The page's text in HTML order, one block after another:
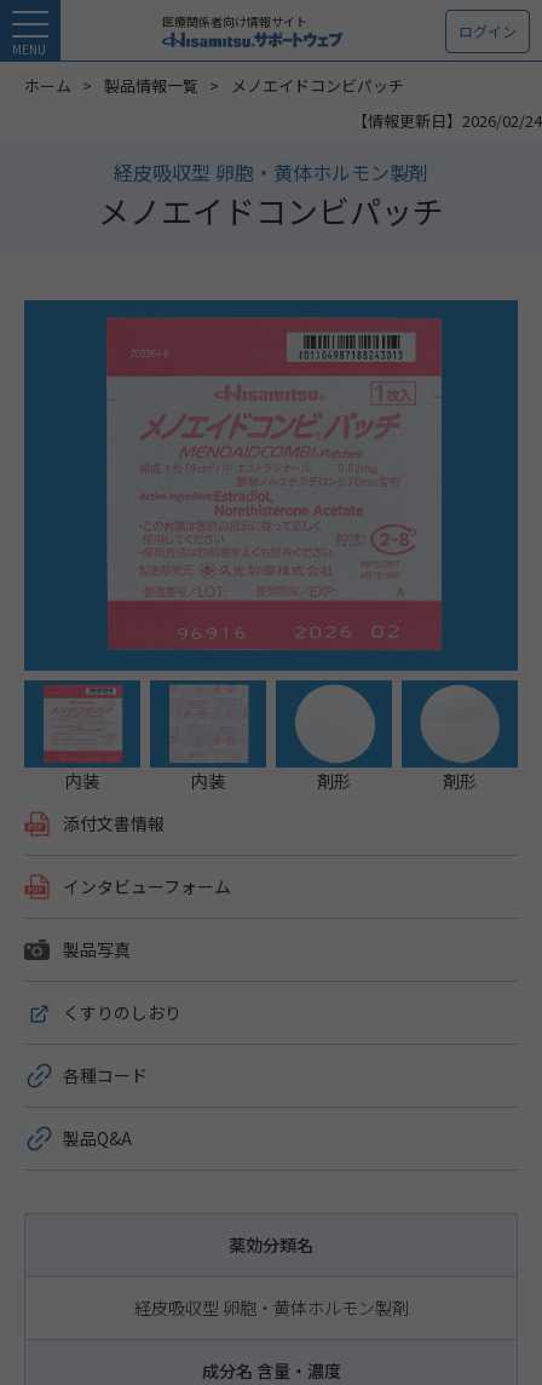
MENU
医療関係者向け情報サイト ログイン
ホーム 製品情報一覧
メノエイドコンビパッチ
【情報更新日】2026/02/24
経皮吸収型 卵胞・黄体ホルモン製剤
メノエイドコンビパッチ
内装 内装 剤形 剤形
添付文書情報
インタビューフォーム
製品写真
くすりのしおり
各種コード
製品Q&A
薬効分類名
経皮吸収型 卵胞・黄体ホルモン製剤
成分名 含量・濃度